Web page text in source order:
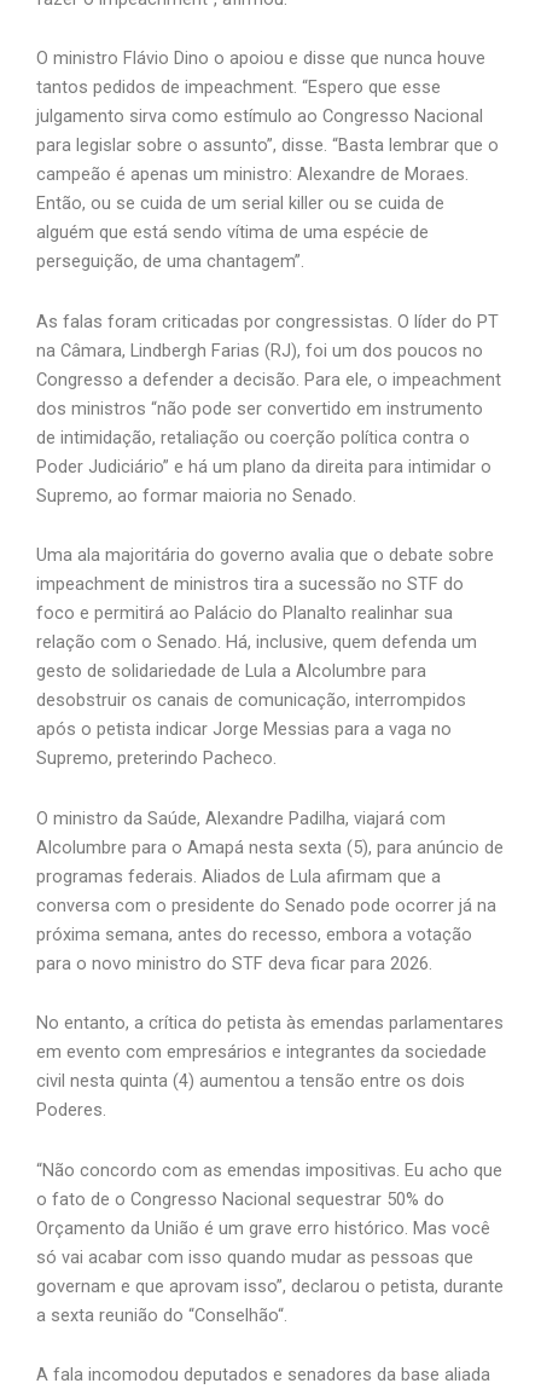
O ministro Flávio Dino o apoiou e disse que nunca houve
tantos pedidos de impeachment. “Espero que esse
julgamento sirva como estímulo ao Congresso Nacional
para legislar sobre o assunto”, disse. “Basta lembrar que o
campeão é apenas um ministro: Alexandre de Moraes.
Então, ou se cuida de um serial killer ou se cuida de
alguém que está sendo vítima de uma espécie de
perseguição, de uma chantagem”.
As falas foram criticadas por congressistas. O líder do PT
na Câmara, Lindbergh Farias (RJ), foi um dos poucos no
Congresso a defender a decisão. Para ele, o impeachment
dos ministros “não pode ser convertido em instrumento
de intimidação, retaliação ou coerção política contra o
Poder Judiciário” e há um plano da direita para intimidar o
Supremo, ao formar maioria no Senado.
Uma ala majoritária do governo avalia que o debate sobre
impeachment de ministros tira a sucessão no STF do
foco e permitirá ao Palácio do Planalto realinhar sua
relação com o Senado. Há, inclusive, quem defenda um
gesto de solidariedade de Lula a Alcolumbre para
desobstruir os canais de comunicação, interrompidos
após o petista indicar Jorge Messias para a vaga no
Supremo, preterindo Pacheco.
O ministro da Saúde, Alexandre Padilha, viajará com
Alcolumbre para o Amapá nesta sexta (5), para anúncio de
programas federais. Aliados de Lula afirmam que a
conversa com o presidente do Senado pode ocorrer já na
próxima semana, antes do recesso, embora a votação
para o novo ministro do STF deva ficar para 2026.
No entanto, a crítica do petista às emendas parlamentares
em evento com empresários e integrantes da sociedade
civil nesta quinta (4) aumentou a tensão entre os dois
Poderes.
“Não concordo com as emendas impositivas. Eu acho que
o fato de o Congresso Nacional sequestrar 50% do
Orçamento da União é um grave erro histórico. Mas você
só vai acabar com isso quando mudar as pessoas que
governam e que aprovam isso”, declarou o petista, durante
a sexta reunião do “Conselhão“.
A fala incomodou deputados e senadores da base aliada